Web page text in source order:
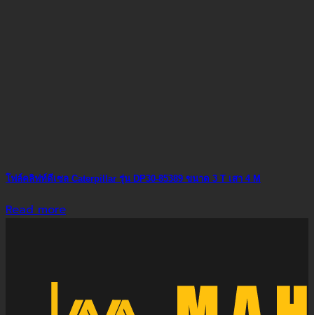
โฟล์คลิฟท์ดีเซล Caterpillar รุ่น DP30-85389 ขนาด 3 T เสา 4 M
Read more